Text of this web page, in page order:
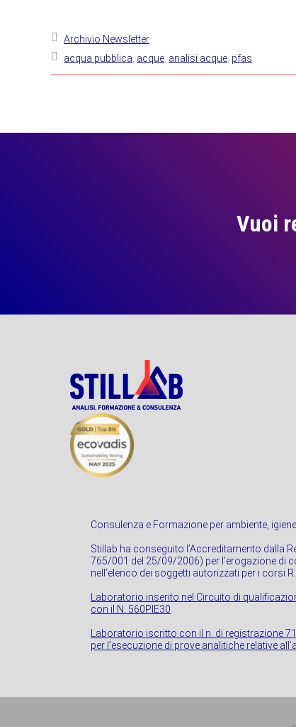
Archivio Newsletter
acqua pubblica acque analisi acque pfas
Vuoi
Consulenza e Formazione per ambiente,
Stillab ha conseguito l’Accreditamento dalla
765/001 del 25/09/2006) per l’erogazione di
nell’elenco dei soggetti autorizzati per i corsi
Laboratorio inserito nel Circuito di
con il N. 560PIE30
Laboratorio iscritto con il n. di registrazione
per l’esecuzione di prove analitiche relative